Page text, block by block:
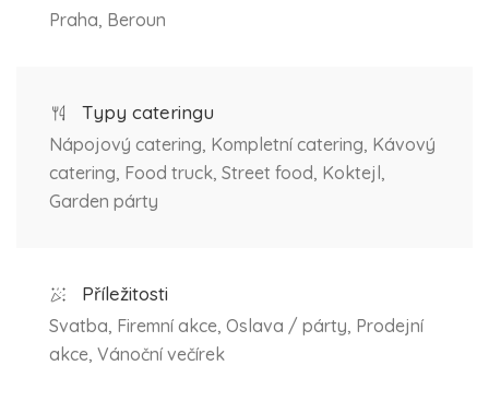
Praha, Beroun
Typy cateringu
Nápojový catering, Kompletní catering, Kávový
catering, Food truck, Street food, Koktejl,
Garden párty
Příležitosti
Svatba, Firemní akce, Oslava / párty, Prodejní
akce, Vánoční večírek